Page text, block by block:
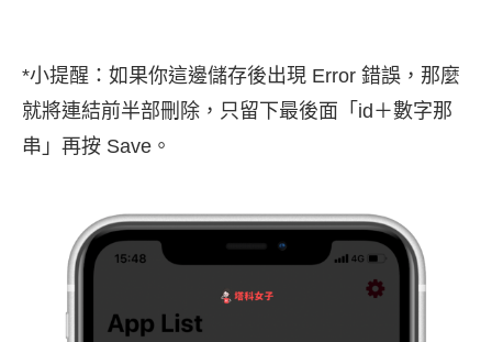
*小提醒：如果你這邊儲存後出現 Error 錯誤，那麼
就將連結前半部刪除，只留下最後面「id＋數字那
串」再按 Save。